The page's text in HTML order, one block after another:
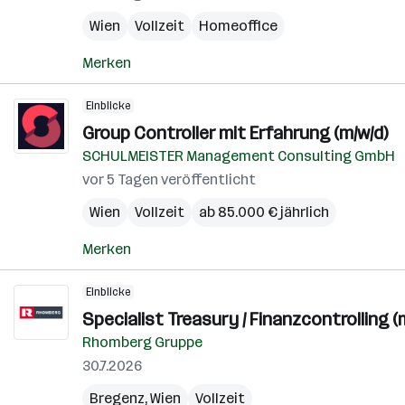
Wien
Vollzeit Homeoffice
Merken
Einblicke
Group Controller mit Erfahrung (m/w/d)
SCHULMEISTER Management Consulting GmbH
vor 5 Tagen veröffentlicht
Wien
Vollzeit ab 85.000 € jährlich
Merken
Einblicke
Specialist Treasury / Finanzcontrolling
Rhomberg Gruppe
30.7.2026
Bregenz,Wien Vollzeit